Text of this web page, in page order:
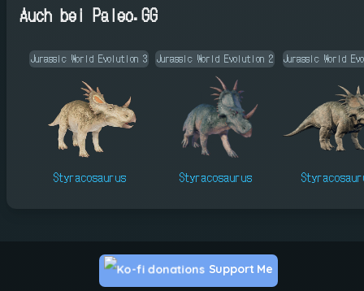
Auch bei Paleo.GG
Jurassic World Evolution 3
Styracosaurus
Jurassic World Evolution 2
Styracosaurus
Jurassic World
Support Me